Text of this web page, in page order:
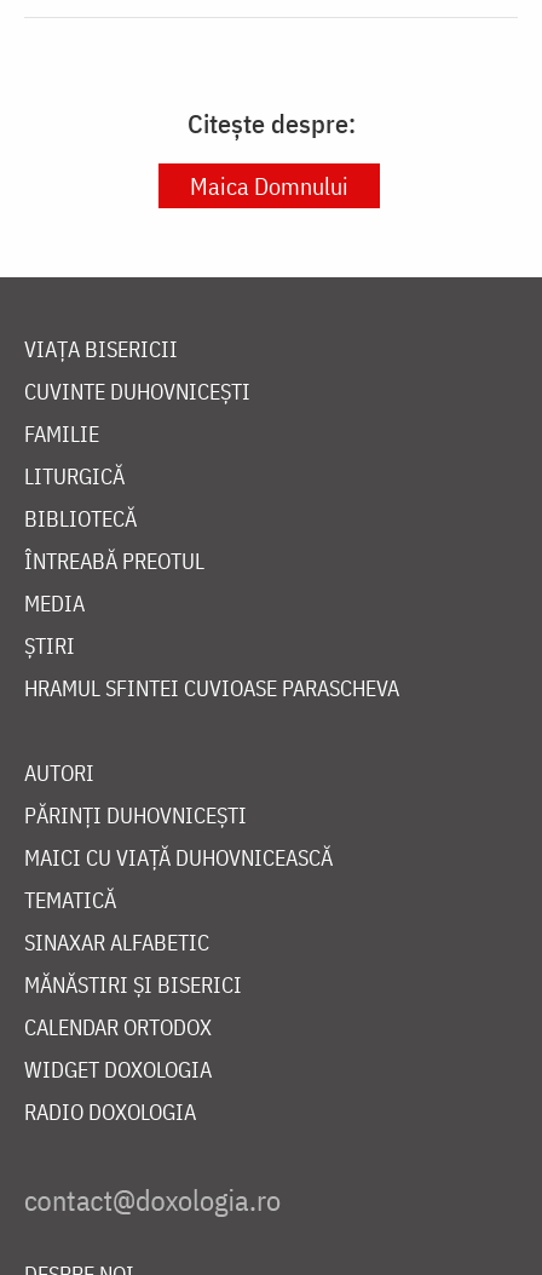
Citește despre:
Maica Domnului
VIAȚA BISERICII
CUVINTE DUHOVNICEȘTI
FAMILIE
LITURGICĂ
BIBLIOTECĂ
ÎNTREABĂ PREOTUL
MEDIA
ȘTIRI
HRAMUL SFINTEI CUVIOASE PARASCHEVA
AUTORI
PĂRINȚI DUHOVNICEȘTI
MAICI CU VIAȚĂ DUHOVNICEASCĂ
TEMATICĂ
SINAXAR ALFABETIC
MĂNĂSTIRI ȘI BISERICI
CALENDAR ORTODOX
WIDGET DOXOLOGIA
RADIO DOXOLOGIA